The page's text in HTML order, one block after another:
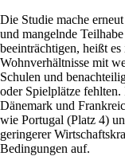
Die Studie mache
und mangelnde
beeinträchtigen, heißt
Wohnverhältnisse mit
Schulen und
oder Spielplätze
Dänemark und
wie Portugal (Platz 4)
geringerer
Bedingungen auf.